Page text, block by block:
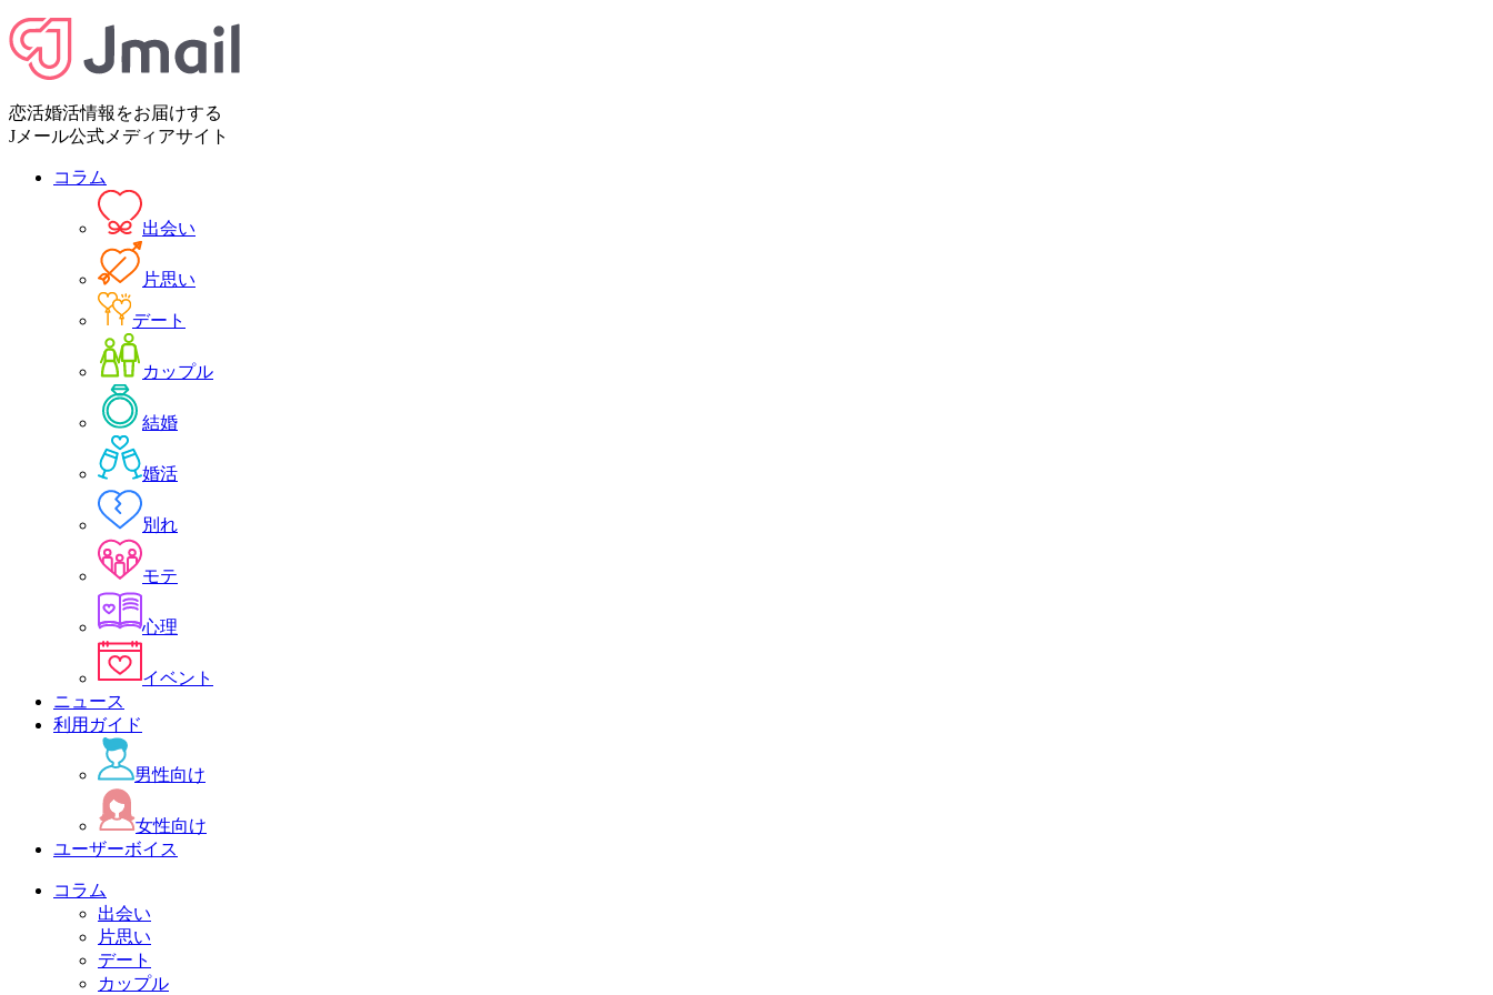
恋活婚活情報をお届けする
Jメール公式メディアサイト
コラム
出会い
片思い
デート
カップル
結婚
婚活
別れ
モテ
心理
イベント
ニュース
利用ガイド
男性向け
女性向け
ユーザーボイス
コラム
出会い
片思い
デート
カップル